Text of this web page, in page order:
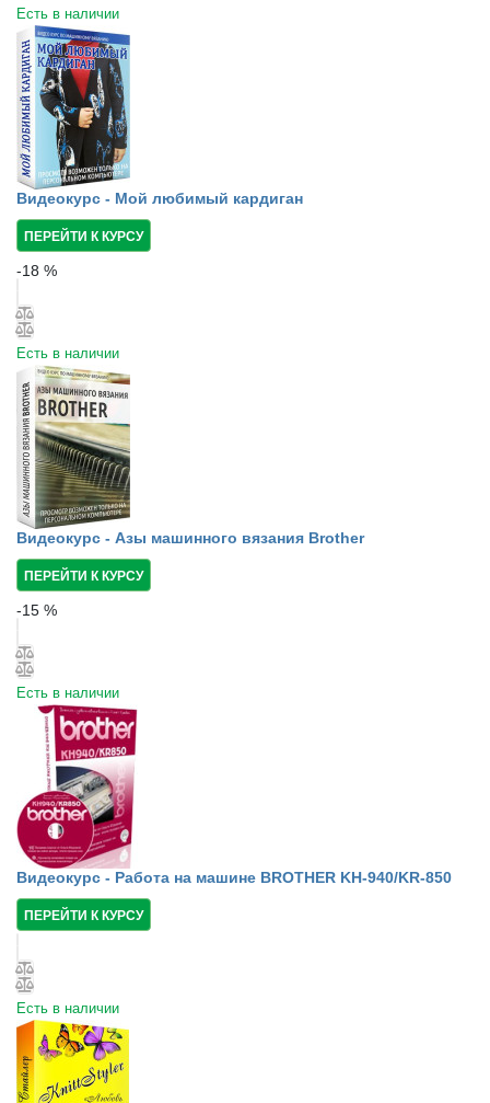
Есть в наличии
Видеокурс - Мой любимый кардиган
ПЕРЕЙТИ К КУРСУ
-18 %
Есть в наличии
Видеокурс - Азы машинного вязания Brother
ПЕРЕЙТИ К КУРСУ
-15 %
Есть в наличии
Видеокурс - Работа на машине BROTHER KH-940/KR-850
ПЕРЕЙТИ К КУРСУ
Есть в наличии